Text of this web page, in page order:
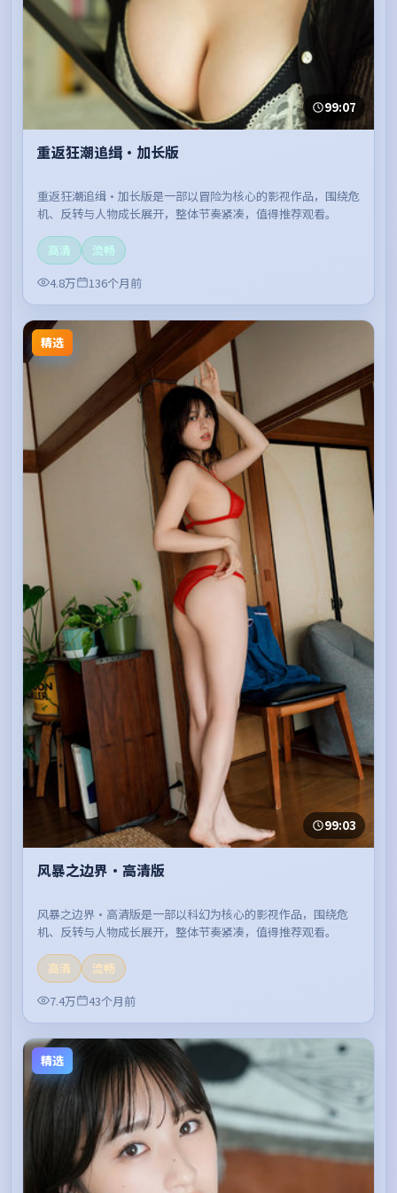
99:07
重返狂潮追缉·加长版
重返狂潮追缉·加长版是一部以冒险为核心的影视作品，围绕危
机、反转与人物成长展开，整体节奏紧凑，值得推荐观看。
高清
流畅
4.8万
136个月前
精选
99:03
风暴之边界·高清版
风暴之边界·高清版是一部以科幻为核心的影视作品，围绕危
机、反转与人物成长展开，整体节奏紧凑，值得推荐观看。
高清
流畅
7.4万
43个月前
精选